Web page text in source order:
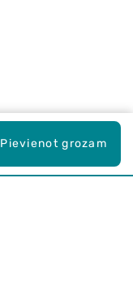
Pievienot grozam